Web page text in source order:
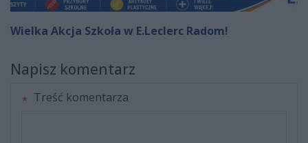
Wielka Akcja Szkoła w E.Leclerc Radom!
Napisz komentarz
Treść komentarza